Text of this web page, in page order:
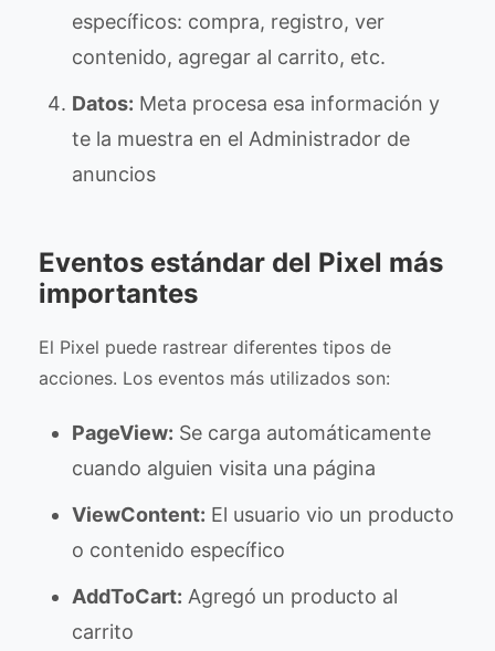
específicos: compra, registro, ver
contenido, agregar al carrito, etc.
Datos: Meta procesa esa información y
te la muestra en el Administrador de
anuncios
Eventos estándar del Pixel más
importantes
El Pixel puede rastrear diferentes tipos de
acciones. Los eventos más utilizados son:
PageView: Se carga automáticamente
cuando alguien visita una página
ViewContent: El usuario vio un producto
o contenido específico
AddToCart: Agregó un producto al
carrito